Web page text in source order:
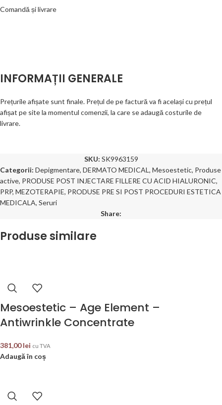
Comandă și livrare
INFORMAȚII GENERALE
Prețurile afișate sunt finale. Prețul de pe factură va fi același cu prețul
afișat pe site la momentul comenzii, la care se adaugă costurile de
livrare.
SKU: SK9963159
Categorii: Depigmentare, DERMATO MEDICAL, Mesoestetic, Produse
active, PRODUSE POST INJECTARE FILLERE CU ACID HIALURONIC,
PRP, MEZOTERAPIE, PRODUSE PRE SI POST PROCEDURI ESTETICA
MEDICALA, Seruri
Share:
Produse similare
Mesoestetic – Age Element –
Antiwrinkle Concentrate
381,00lei cu TVA
Adaugă în coș